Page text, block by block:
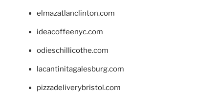
elmazatlanclinton.com
ideacoffeenyc.com
odieschillicothe.com
lacantinitagalesburg.com
pizzadeliverybristol.com